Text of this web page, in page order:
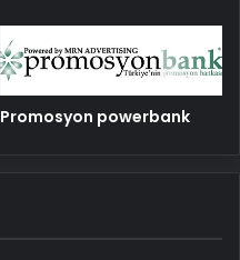
Promosyon powerbank